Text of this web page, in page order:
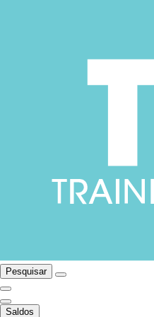
Pesquisar
Saldos